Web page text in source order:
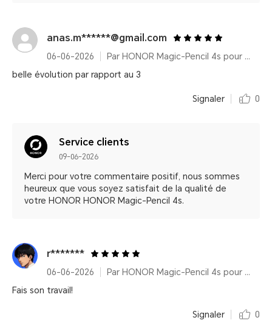
anas.m******@gmail.com
06-06-2026
Par HONOR Magic-Pencil 4s pour HONOR MagicPad4
belle évolution par rapport au 3
Signaler 0
Service clients
09-06-2026
Merci pour votre commentaire positif, nous sommes
heureux que vous soyez satisfait de la qualité de
votre HONOR HONOR Magic-Pencil 4s.
r*******
06-06-2026
Par HONOR Magic-Pencil 4s pour HONOR MagicPad4
Fais son travail!
Signaler 0